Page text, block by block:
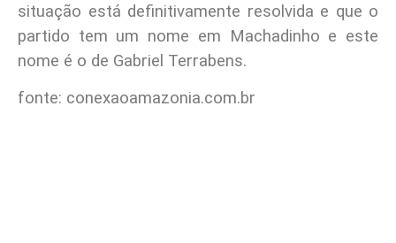
situação está definitivamente resolvida e que o
partido tem um nome em Machadinho e este
nome é o de Gabriel Terrabens.
fonte: conexaoamazonia.com.br